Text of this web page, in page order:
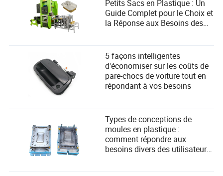
Petits Sacs en Plastique : Un
Guide Complet pour le Choix et
la Réponse aux Besoins des
5 façons intelligentes
d'économiser sur les coûts de
pare-chocs de voiture tout en
répondant à vos besoins
Types de conceptions de
moules en plastique :
comment répondre aux
besoins divers des utilisateurs